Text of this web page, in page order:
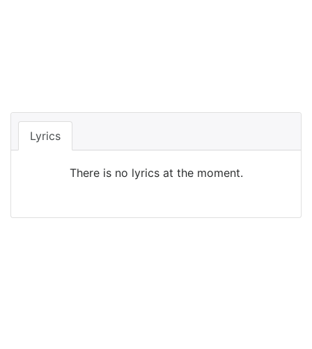
Lyrics
There is no lyrics at the moment.